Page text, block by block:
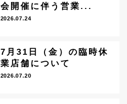
会開催に伴う営業...
2026.07.24
7月31日（金）の臨時休
業店舗について
2026.07.20